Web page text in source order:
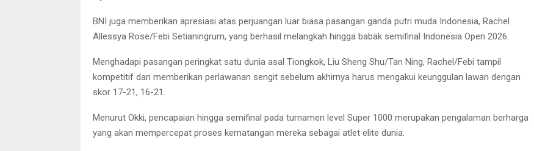
BNI juga memberikan apresiasi atas perjuangan luar biasa pasangan ganda putri muda Indonesia, Rachel
Allessya Rose/Febi Setianingrum, yang berhasil melangkah hingga babak semifinal Indonesia Open 2026.
Menghadapi pasangan peringkat satu dunia asal Tiongkok, Liu Sheng Shu/Tan Ning, Rachel/Febi tampil
kompetitif dan memberikan perlawanan sengit sebelum akhirnya harus mengakui keunggulan lawan dengan
skor 17-21, 16-21.
Menurut Okki, pencapaian hingga semifinal pada turnamen level Super 1000 merupakan pengalaman berharga
yang akan mempercepat proses kematangan mereka sebagai atlet elite dunia.